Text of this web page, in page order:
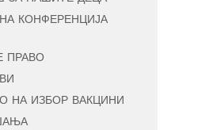
КОНФЕРЕНЦИЈА
ПРАВО
НА ИЗБОР ВАКЦИНИ